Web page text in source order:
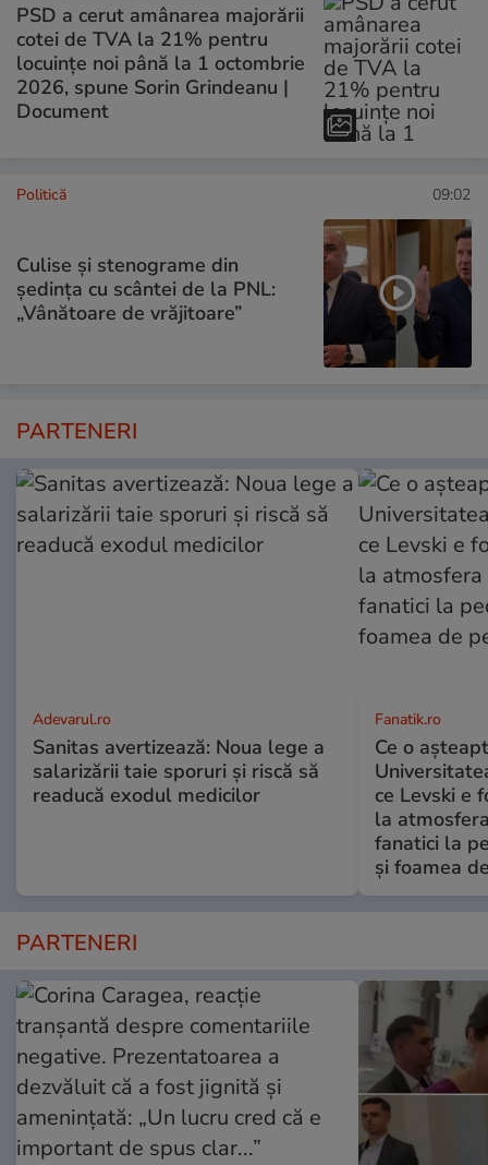
PSD a cerut amânarea majorării
cotei de TVA la 21% pentru
locuințe noi până la 1 octombrie
2026, spune Sorin Grindeanu |
Document
Politică 09:02
Culise și stenograme din
ședința cu scântei de la PNL:
„Vânătoare de vrăjitoare”
PARTENERI
Adevarul.ro
Sanitas avertizează: Noua lege a
salarizării taie sporuri și riscă să
readucă exodul medicilor
Fanatik.ro
Ce o
ce Levski e
la
fanatici la
şi foamea
PARTENERI